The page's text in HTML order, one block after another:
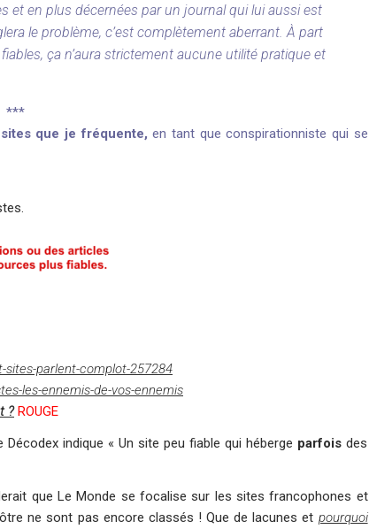
et en plus décernées par un journal qui lui aussi est
le problème, c’est complètement aberrant. À part
ça n’aura strictement aucune utilité pratique et
***
que je fréquente,en tant que conspirationniste qui se
parlent-complot-257284
les-ennemis-de-vos-ennemis
? ROUGE
indique « Un site peu fiable qui héberge parfoisdes
que Le Monde se focalise sur les sites francophones et
ne sont pas encore classés ! Que de lacunes et pourquoi